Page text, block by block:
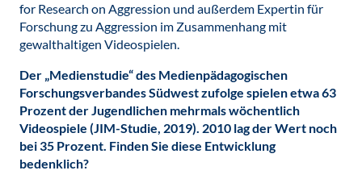
for Research on Aggression und außerdem Expertin für
Forschung zu Aggression im Zusammenhang mit
gewalthaltigen Videospielen.
Der „Medienstudie“ des Medienpädagogischen
Forschungsverbandes Südwest zufolge spielen etwa 63
Prozent der Jugendlichen mehrmals wöchentlich
Videospiele (JIM-Studie, 2019). 2010 lag der Wert noch
bei 35 Prozent. Finden Sie diese Entwicklung
bedenklich?